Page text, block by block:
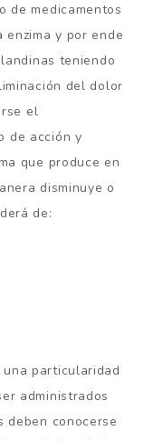
de medicamentos
y por ende
teniendo
del dolor
el
de acción y
que produce en
disminuye o
de:
particularidad
administrados
deben conocerse